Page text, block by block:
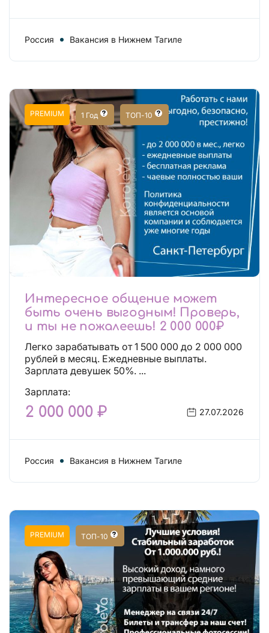
Россия Вакансия в Нижнем Тагиле
PREMIUM 1 Год ТОП-10
Интересное общение может
быть очень выгодным! Проверь,
и ты не пожалеешь! 2 000 000₽
Легко зарабатывать от 1 500 000 до 2 000 000
рублей в месяц. Ежедневные выплаты.
Зарплата девушек 50%. ...
Зарплата:
2 000 000 ₽ 27.07.2026
Россия Вакансия в Нижнем Тагиле
PREMIUM ТОП-10